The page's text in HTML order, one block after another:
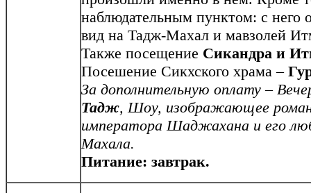
наблюдательным пунктом: с него
вид на Тадж-Махал и мавзолей
Также посещение Сикандра и
Посешение Сикхского храма –
За дополнительную оплату –
Тадж, Шоу, изображающее
императора Шаджахана и его
Махала.
Питание: завтрак.